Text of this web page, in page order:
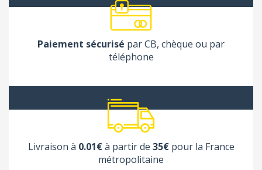
Paiement sécurisé par CB, chèque ou par
téléphone
Livraison à 0.01€à partir de 35€pour la France
métropolitaine